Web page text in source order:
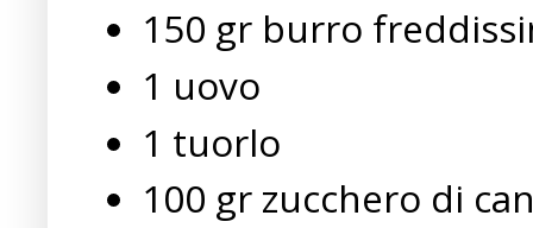
150 gr burro
1 uovo
1 tuorlo
100 gr zucchero di